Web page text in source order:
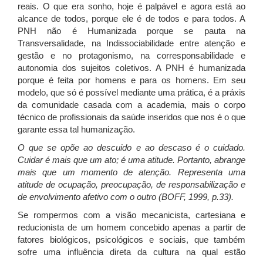
reais. O que era sonho, hoje é palpável e agora está ao
alcance de todos, porque ele é de todos e para todos. A
PNH não é Humanizada porque se pauta na
Transversalidade, na Indissociabilidade entre atenção e
gestão e no protagonismo, na corresponsabilidade e
autonomia dos sujeitos coletivos. A PNH é humanizada
porque é feita por homens e para os homens. Em seu
modelo, que só é possível mediante uma prática, é a práxis
da comunidade casada com a academia, mais o corpo
técnico de profissionais da saúde inseridos que nos é o que
garante essa tal humanização.
O que se opõe ao descuido e ao descaso é o cuidado.
Cuidar é mais que um ato; é uma atitude. Portanto, abrange
mais que um momento de atenção. Representa uma
atitude de ocupação, preocupação, de responsabilização e
de envolvimento afetivo com o outro (BOFF, 1999, p.33).
Se rompermos com a visão mecanicista, cartesiana e
reducionista de um homem concebido apenas a partir de
fatores biológicos, psicológicos e sociais, que também
sofre uma influência direta da cultura na qual estão